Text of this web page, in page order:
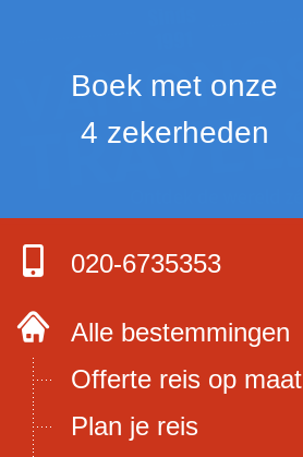
Boek met onze
4 zekerheden
020-6735353
Alle bestemmingen
Offerte reis op maat
Plan je reis